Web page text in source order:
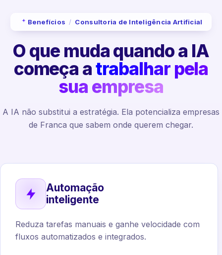
Benefícios / Consultoria de Inteligência Artificial
O que muda quando a IA
começa atrabalhar pela
sua empresa
A IA não substitui a estratégia. Ela potencializa empresas
de Franca que sabem onde querem chegar.
Automação
inteligente
Reduza tarefas manuais e ganhe velocidade com
fluxos automatizados e integrados.